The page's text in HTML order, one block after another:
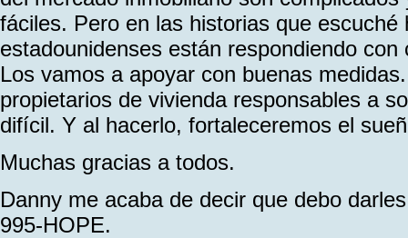
fáciles. Pero en las historias que escuché
estadounidenses están respondiendo
Los vamos a apoyar con buenas
propietarios de vivienda responsables a
difícil. Y al hacerlo, fortaleceremos el
Muchas gracias a todos.
Danny me acaba de decir que debo
995-HOPE.